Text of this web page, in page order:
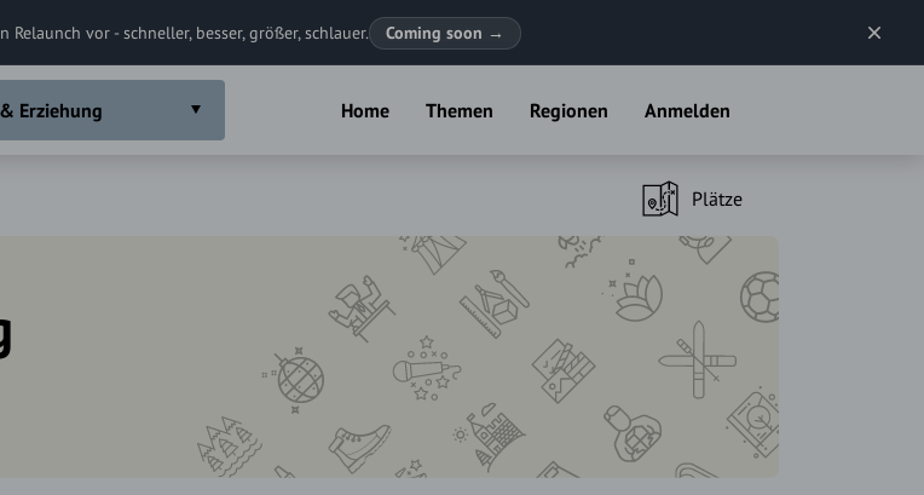
vor - schneller, besser, größer, schlauer. Coming soon →
Home Themen Regionen Anmelden
Erziehung
Plätze